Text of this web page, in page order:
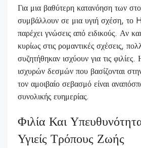
Για μια βαθύτερη κατανόηση των
συμβάλλουν σε μια υγιή σχέση, το
παρέχει γνώσεις από ειδικούς. Αν
κυρίως στις ρομαντικές σχέσεις,
συζητήθηκαν ισχύουν για τις
ισχυρών δεσμών που βασίζονται
τον αμοιβαίο σεβασμό είναι
συνολικής ευημερίας.
Φιλία Και
Υγιείς Τρόπους Ζωής